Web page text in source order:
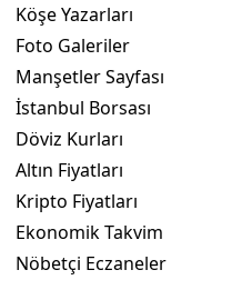
Köşe Yazarları
Foto Galeriler
Manşetler Sayfası
İstanbul Borsası
Döviz Kurları
Altın Fiyatları
Kripto Fiyatları
Ekonomik Takvim
Nöbetçi Eczaneler